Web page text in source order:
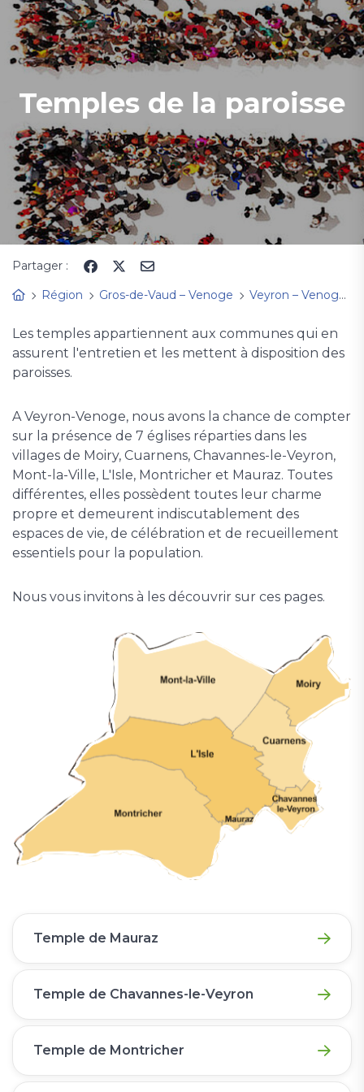
Temples de la paroisse
Partager :
Région
Gros-de-Vaud – Venoge Veyron – Venoge
Les temples appartiennent aux communes qui en
assurent l'entretien et les mettent à disposition des
paroisses.
A Veyron-Venoge, nous avons la chance de compter
sur la présence de 7 églises réparties dans les
villages de Moiry, Cuarnens, Chavannes-le-Veyron,
Mont-la-Ville, L'Isle, Montricher et Mauraz. Toutes
différentes, elles possèdent toutes leur charme
propre et demeurent indiscutablement des
espaces de vie, de célébration et de recueillement
essentiels pour la population.
Nous vous invitons à les découvrir sur ces pages.
Temple de Mauraz
Temple de Chavannes-le-Veyron
Temple de Montricher